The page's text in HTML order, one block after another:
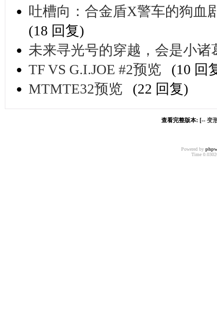
吐槽向：合金盾X警车的狗血
(18 回复)
未来寻光号的穿越，会是小诸
TF VS G.I.JOE #2预览
(10 回
MTMTE32预览
(22 回复)
查看完整版本: [-- 变
Powered by
Time